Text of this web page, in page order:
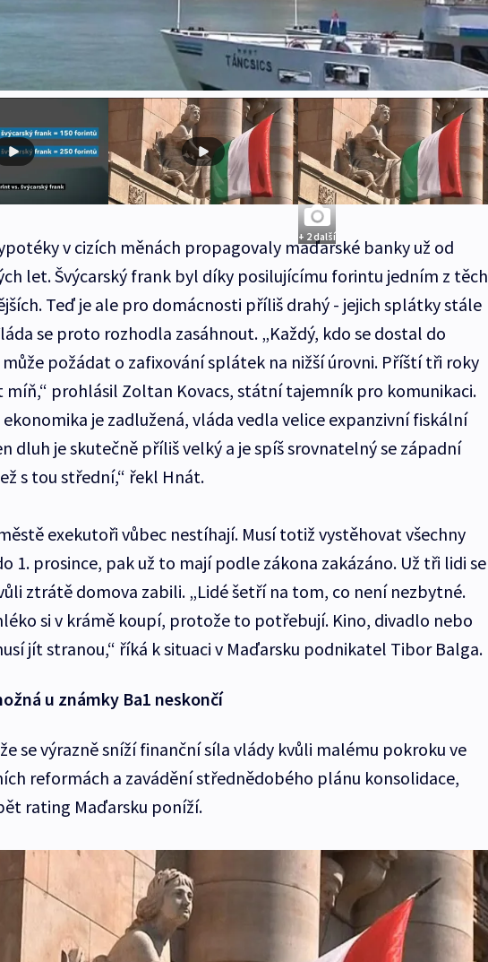
+ 2 další
v cizích měnách propagovaly maďarské banky už od
let. Švýcarský frank byl díky posilujícímu forintu jedním z těch
Teď je ale pro domácnosti příliš drahý - jejich splátky stále
se proto rozhodla zasáhnout. „Každý, kdo se dostal do
požádat o zafixování splátek na nižší úrovni. Příští tři roky
prohlásil Zoltan Kovacs, státní tajemník pro komunikaci.
ekonomika je zadlužená, vláda vedla velice expanzivní fiskální
dluh je skutečně příliš velký a je spíš srovnatelný se západní
s tou střední,“ řekl Hnát.
exekutoři vůbec nestíhají. Musí totiž vystěhovat všechny
1. prosince, pak už to mají podle zákona zakázáno. Už tři lidi se
ztrátě domova zabili. „Lidé šetří na tom, co není nezbytné.
si v krámě koupí, protože to potřebují. Kino, divadlo nebo
jít stranou,“ říká k situaci v Maďarsku podnikatel Tibor Balga.
u známky Ba1 neskončí
se výrazně sníží finanční síla vlády kvůli malému pokroku ve
reformách a zavádění střednědobého plánu konsolidace,
rating Maďarsku poníží.